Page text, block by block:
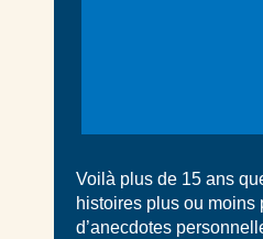
Voilà plus de 15 ans
histoires plus ou moins
d’anecdotes